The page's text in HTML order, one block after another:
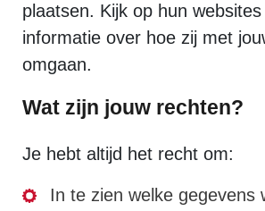
plaatsen. Kijk op hun
informatie over hoe zij met
omgaan.
Wat zijn jouw rechten?
Je hebt altijd het recht om:
In te zien welke gegevens